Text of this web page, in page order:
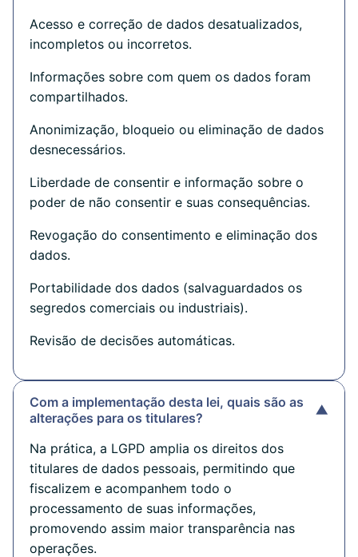
Acesso e correção de dados desatualizados,
incompletos ou incorretos.
Informações sobre com quem os dados foram
compartilhados.
Anonimização, bloqueio ou eliminação de dados
desnecessários.
Liberdade de consentir e informação sobre o
poder de não consentir e suas consequências.
Revogação do consentimento e eliminação dos
dados.
Portabilidade dos dados (salvaguardados os
segredos comerciais ou industriais).
Revisão de decisões automáticas.
Com a implementação desta lei, quais são as
alterações para os titulares?
▼
Na prática, a LGPD amplia os direitos dos
titulares de dados pessoais, permitindo que
fiscalizem e acompanhem todo o
processamento de suas informações,
promovendo assim maior transparência nas
operações.